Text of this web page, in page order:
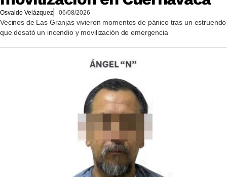
Osvaldo Velázquez 06/08/2026
Vecinos de Las Granjas vivieron momentos de pánico tras un estruendo
que desató un incendio y movilización de emergencia